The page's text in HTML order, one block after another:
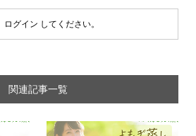
ログイン してください。
関連記事一覧